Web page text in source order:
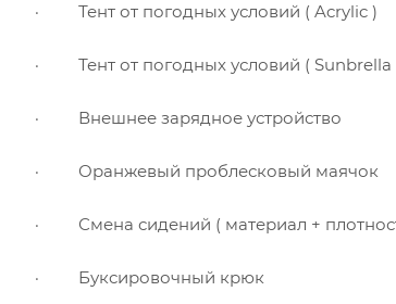
· Тент от погодных условий ( Acrylic )
· Тент от погодных условий ( Sunbrella
· Внешнее зарядное устройство
· Оранжевый проблесковый маячок
· Смена сидений ( материал +
· Буксировочный крюк